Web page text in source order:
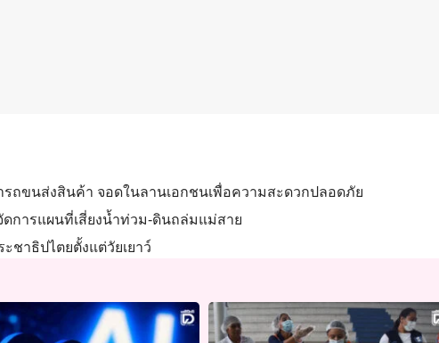
รถขนส่งสินค้า จอดในลานเอกชนเพื่อความสะดวกปลอดภัย
การแผนที่เสี่ยงน้ำท่วม-ดินถล่มแม่สาย
ะชาธิปไตยตั้งแต่วัยเยาว์